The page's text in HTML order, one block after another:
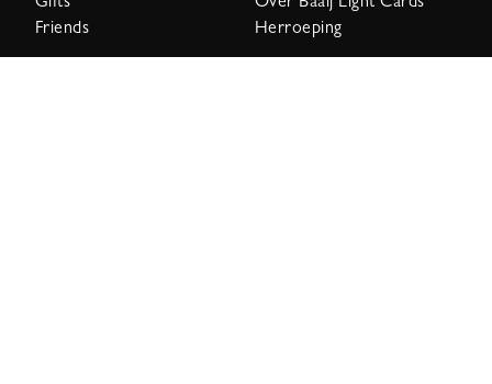
Gifts
Friends
Over Baaij Light Cards
Herroeping